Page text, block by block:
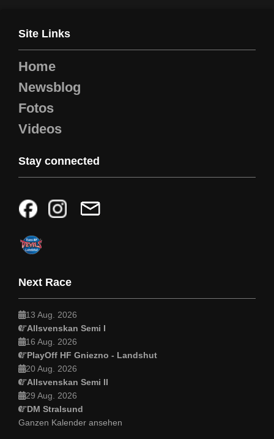
Site Links
Home
Newsblog
Fotos
Videos
Stay connected
Next Race
13 Aug. 2026
Allsvenskan Semi I
16 Aug. 2026
PlayOff HF Gniezno - Landshut
20 Aug. 2026
Allsvenskan Semi II
29 Aug. 2026
DM Stralsund
Ganzen Kalender ansehen